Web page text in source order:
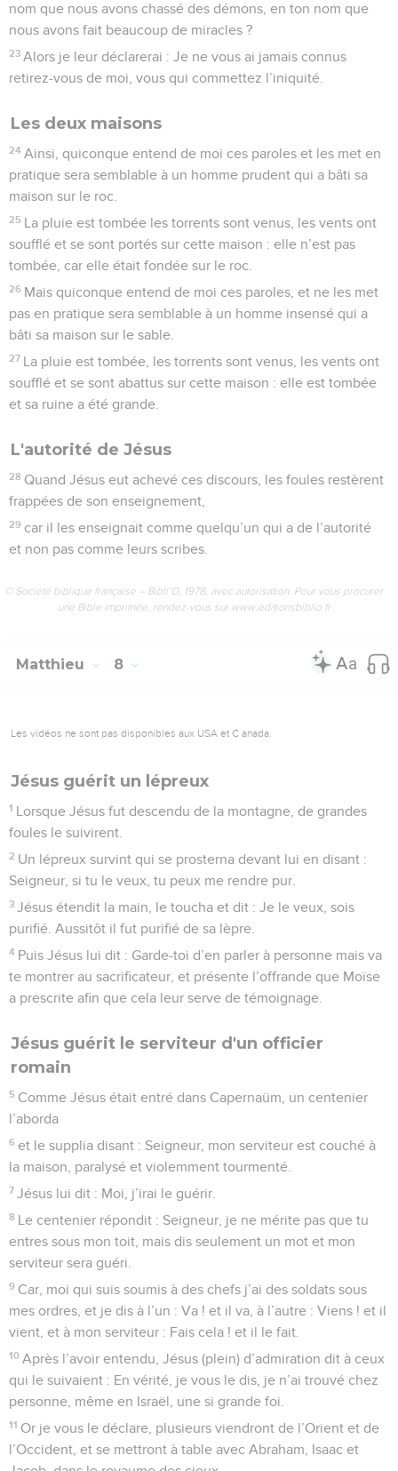
nom que nous avons chassé des démons, en ton nom que
nous avons fait beaucoup de miracles ?
23 Alors je leur déclarerai : Je ne vous ai jamais connus
retirez-vous de moi, vous qui commettez l’iniquité.
Les deux maisons
24 Ainsi, quiconque entend de moi ces paroles et les met en
pratique sera semblable à un homme prudent qui a bâti sa
maison sur le roc.
25 La pluie est tombée les torrents sont venus, les vents ont
soufflé et se sont portés sur cette maison : elle n’est pas
tombée, car elle était fondée sur le roc.
26 Mais quiconque entend de moi ces paroles, et ne les met
pas en pratique sera semblable à un homme insensé qui a
bâti sa maison sur le sable.
27 La pluie est tombée, les torrents sont venus, les vents ont
soufflé et se sont abattus sur cette maison : elle est tombée
et sa ruine a été grande.
L'autorité de Jésus
28 Quand Jésus eut achevé ces discours, les foules restèrent
frappées de son enseignement,
29 car il les enseignait comme quelqu’un qui a de l’autorité
et non pas comme leurs scribes.
© Société biblique française – Bibli’O, 1978, avec autorisation. Pour vous procurer
une Bible imprimée, rendez-vous sur www.editionsbiblio.fr
Matthieu 8
Les vidéos ne sont pas disponibles aux USA et C anada.
Jésus guérit un lépreux
1 Lorsque Jésus fut descendu de la montagne, de grandes
foules le suivirent.
2 Un lépreux survint qui se prosterna devant lui en disant :
Seigneur, si tu le veux, tu peux me rendre pur.
3 Jésus étendit la main, le toucha et dit : Je le veux, sois
purifié. Aussitôt il fut purifié de sa lèpre.
4 Puis Jésus lui dit : Garde-toi d’en parler à personne mais va
te montrer au sacrificateur, et présente l’offrande que Moïse
a prescrite afin que cela leur serve de témoignage.
Jésus guérit le serviteur d'un officier
romain
5 Comme Jésus était entré dans Capernaüm, un centenier
l’aborda
6 et le supplia disant : Seigneur, mon serviteur est couché à
la maison, paralysé et violemment tourmenté.
7 Jésus lui dit : Moi, j’irai le guérir.
8 Le centenier répondit : Seigneur, je ne mérite pas que tu
entres sous mon toit, mais dis seulement un mot et mon
serviteur sera guéri.
9 Car, moi qui suis soumis à des chefs j’ai des soldats sous
mes ordres, et je dis à l’un : Va ! et il va, à l’autre : Viens ! et il
vient, et à mon serviteur : Fais cela ! et il le fait.
10 Après l’avoir entendu, Jésus (plein) d’admiration dit à ceux
qui le suivaient : En vérité, je vous le dis, je n’ai trouvé chez
personne, même en Israël, une si grande foi.
11 Or je vous le déclare, plusieurs viendront de l’Orient et de
l’Occident, et se mettront à table avec Abraham, Isaac et